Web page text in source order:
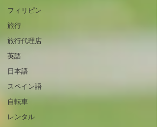
フィリピン
旅行
旅行代理店
英語
日本語
スペイン語
自転車
レンタル